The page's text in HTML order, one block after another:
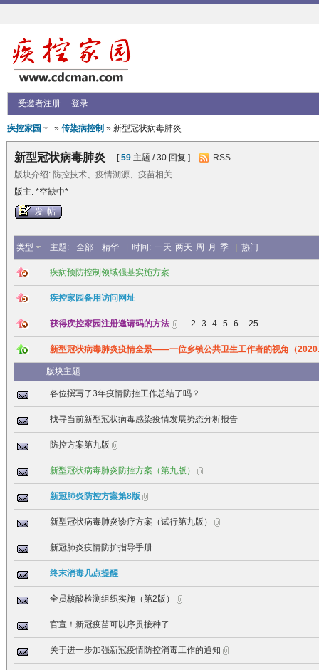
受邀者注册 登录
疾控家园 » 传染病控制 » 新型冠状病毒肺炎
新型冠状病毒肺炎 [59主题 / 30 回复 ]
RSS
版块介绍: 防控技术、疫情溯源、疫苗相关
版主: *空缺中*
发帖
类型 主题: 全部 精华 时间: 一天 两天 周 月 季 热门
疾病预防控制领域强基实施方案
疾控家园备用访问网址
获得疾控家园注册邀请码的方法 ... 2 3 4 5 6 .. 25
新型冠状病毒肺炎疫情全景——一位乡镇公共卫生工作者的视角（
版块主题
各位撰写了3年疫情防控工作总结了吗？
找寻当前新型冠状病毒感染疫情发展势态分析报告
防控方案第九版
新型冠状病毒肺炎防控方案（第九版）
新冠肺炎防控方案第8版
新型冠状病毒肺炎诊疗方案（试行第九版）
新冠肺炎疫情防护指导手册
终末消毒几点提醒
全员核酸检测组织实施（第2版）
官宣！新冠疫苗可以序贯接种了
关于进一步加强新冠疫情防控消毒工作的通知